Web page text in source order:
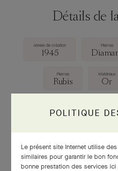
Détails de
Année de création
1945
Pierres
Pierres
Rubis
Matériaux
Or
97 × 75 ×
POLITIQUE
Le présent site Internet utilise
similaires pour garantir le bon
bonne prestation des services